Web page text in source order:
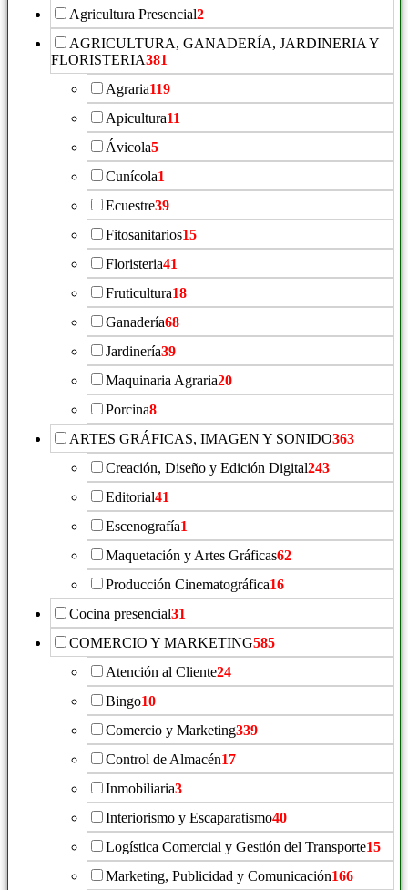
Agricultura Presencial2
AGRICULTURA, GANADERÍA, JARDINERIA Y
FLORISTERIA381
Agraria119
Apicultura11
Ávicola5
Cunícola1
Ecuestre39
Fitosanitarios15
Floristeria41
Fruticultura18
Ganadería68
Jardinería39
Maquinaria Agraria20
Porcina8
ARTES GRÁFICAS, IMAGEN Y SONIDO363
Creación, Diseño y Edición Digital243
Editorial41
Escenografía1
Maquetación y Artes Gráficas62
Producción Cinematográfica16
Cocina presencial31
COMERCIO Y MARKETING585
Atención al Cliente24
Bingo10
Comercio y Marketing339
Control de Almacén17
Inmobiliaria3
Interiorismo y Escaparatismo40
Logística Comercial y Gestión del Transporte15
Marketing, Publicidad y Comunicación166